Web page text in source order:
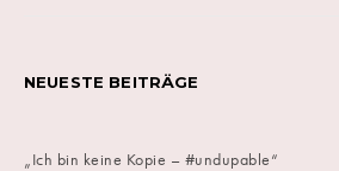
NEUESTE BEITRÄGE
„Ich bin keine Kopie – #undupable“